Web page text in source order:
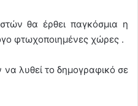
θα έρθει παγκόσμια η
φτωχοποιημένες χώρες .
λυθεί το δημογραφικό σε